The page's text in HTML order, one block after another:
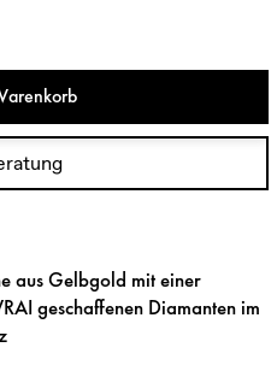
aus Gelbgold mit einer
geschaffenen Diamanten im